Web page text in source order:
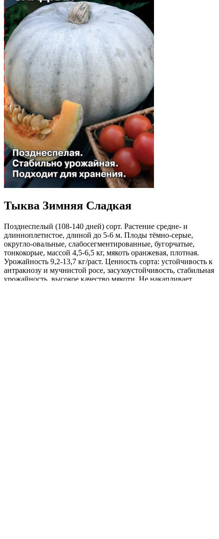
Тыква Зимняя Сладкая
Позднеспелый (108-140 дней) сорт. Растение средне- и
длинноплетистое, длиной до 5-6 м. Плоды тёмно-серые,
округло-овальные, слабосегментированные, бугорчатые,
тонкокорые, массой 4,5-6,5 кг, мякоть оранжевая, плотная.
Урожайность 9,2-13,7 кг/раст. Ценность сорта: устойчивость к
антракнозу и мучнистой росе, засухоустойчивость, стабильная
урожайность, высокое качество мякоти. Не накапливает